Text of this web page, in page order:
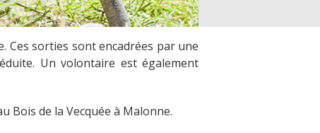
Ces sorties sont encadrées par une
Un volontaire est également
Bois de la Vecquée à Malonne.